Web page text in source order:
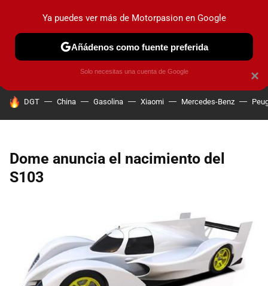
PRUEBAS COCHES ELÉCTRICOS OBSERVATORIO
HOY SE HABLA DE
DGT China Gasolina Xiaomi Mercedes-Benz
Dome anuncia el nacimiento del
S103
×
Ya puedes ver más de Motorpasion en Google
Añádenos como fuente preferida
Solo necesitas una cuenta de Google